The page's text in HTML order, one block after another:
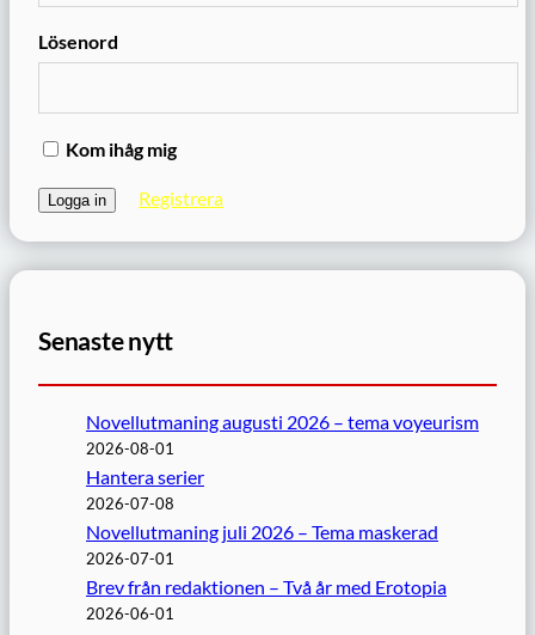
Lösenord
Kom ihåg mig
Registrera
Senaste nytt
Novellutmaning augusti 2026 – tema voyeurism
2026-08-01
Hantera serier
2026-07-08
Novellutmaning juli 2026 – Tema maskerad
2026-07-01
Brev från redaktionen – Två år med Erotopia
2026-06-01